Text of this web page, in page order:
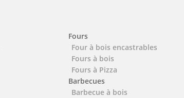
Fours
Four à bois encastrables
Fours à bois
Fours à Pizza
Barbecues
Barbecue à bois